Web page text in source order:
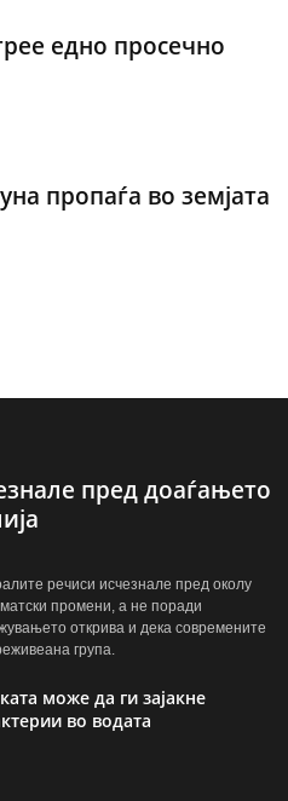
едно просечно
пропаѓа во земјата
пред доаѓањето
речиси исчезнале пред околу
промени, а не поради
открива и дека современите
група.
може да ги зајакне
во водата